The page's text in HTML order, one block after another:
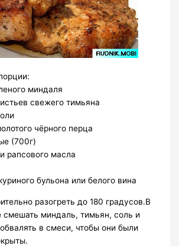
миндаля
свежего тимьяна
чёрного перца
(700г)
рапсового масла
бульона или белого вина
разогреть до 180 градусов.В
смешать миндаль, тимьян, соль и
в смеси, чтобы они были